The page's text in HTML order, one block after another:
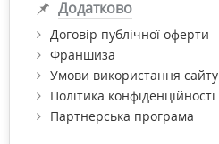
Додатково
Договір публічної оферти
Франшиза
Умови використання сайту
Політика конфіденційності
Партнерська програма